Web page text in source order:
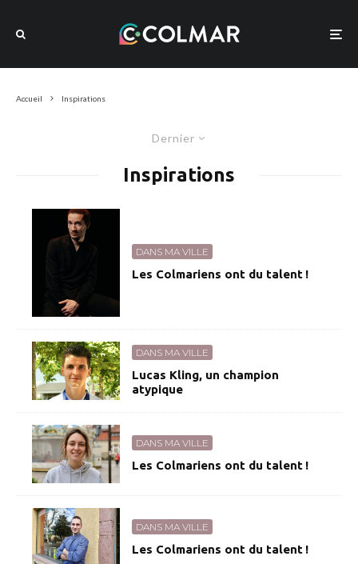
Accueil Inspirations
Dernier
Inspirations
DANS MA VILLE
Les Colmariens ont du talent !
DANS MA VILLE
Lucas Kling, un champion
atypique
DANS MA VILLE
Les Colmariens ont du talent !
DANS MA VILLE
Les Colmariens ont du talent !